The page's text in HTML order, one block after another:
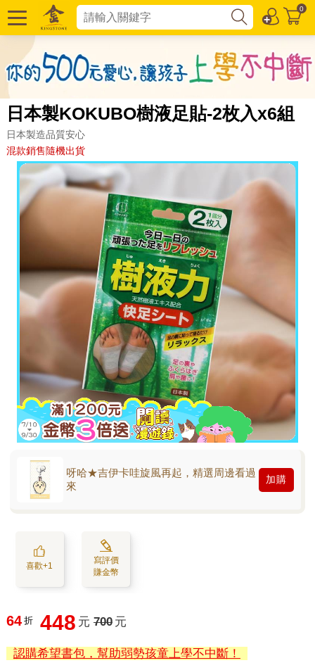
0
日本製KOKUBO樹液足貼-2枚入x6組
日本製造品質安心
混款銷售隨機出貨
呀哈★吉伊卡哇旋風再起，精選周邊看過
來
加購
喜歡+1
寫評價
賺金幣
64 折 448 元 700 元
認購希望書包，幫助弱勢孩童上學不中斷！